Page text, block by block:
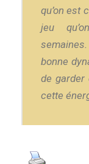
qu’on est
jeu
bonne
de garder
cette